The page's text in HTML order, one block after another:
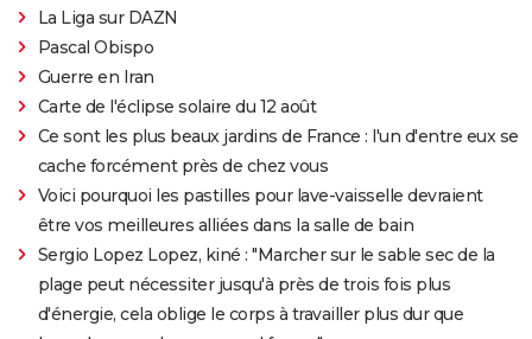
La Liga sur DAZN
Pascal Obispo
Guerre en Iran
Carte de l'éclipse solaire du 12 août
Ce sont les plus beaux jardins de France : l'un d'entre eux se
cache forcément près de chez vous
Voici pourquoi les pastilles pour lave-vaisselle devraient
être vos meilleures alliées dans la salle de bain
Sergio Lopez Lopez, kiné : "Marcher sur le sable sec de la
plage peut nécessiter jusqu'à près de trois fois plus
d'énergie, cela oblige le corps à travailler plus dur que